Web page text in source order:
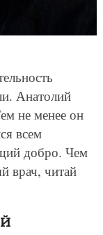
Анатолий
не менее он
всем
добро. Чем
врач, читай